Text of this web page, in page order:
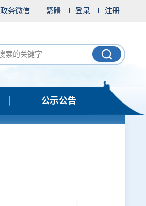
政务微信 繁體 登录 注册
公示公告